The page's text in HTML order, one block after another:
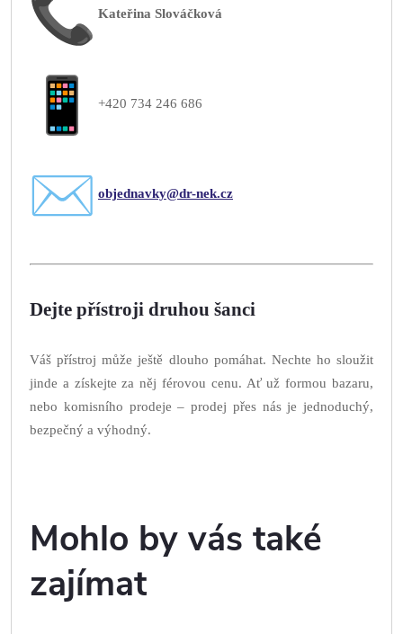
Kateřina Slováčková
+420 734 246 686
objednavky@dr-nek.cz
Dejte přístroji druhou šanci
Váš přístroj může ještě dlouho pomáhat. Nechte ho sloužit
jinde a získejte za něj férovou cenu. Ať už formou bazaru,
nebo komisního prodeje – prodej přes nás je jednoduchý,
bezpečný a výhodný.
Mohlo by vás také
zajímat